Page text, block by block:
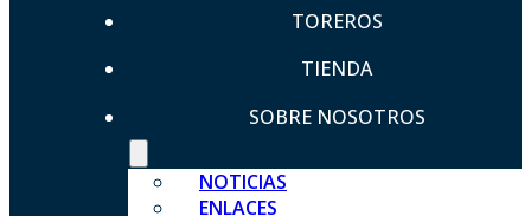
TOREROS
TIENDA
SOBRE NOSOTROS
NOTICIAS
ENLACES